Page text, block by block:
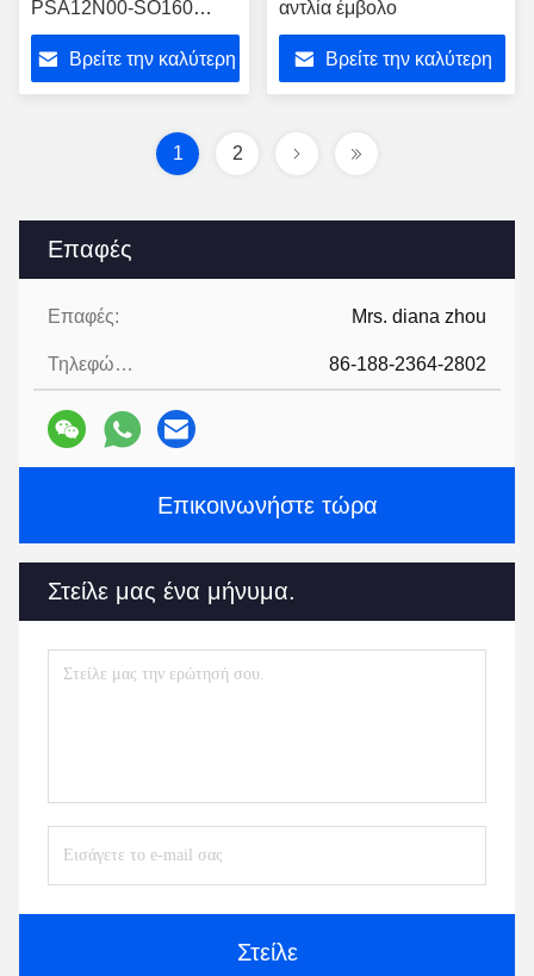
Επαφές
Επαφές: Mrs. diana zhou
Τηλεφώνημα: 86-188-2364-2802
Επικοινωνήστε τώρα
Στείλε μας ένα μήνυμα.
Στείλε
PSA12N00-SO160
Γεραυλική αντλία
Βρείτε την καλύτερη
αντλία έμβολο
Βρείτε την καλύτερη
1 2